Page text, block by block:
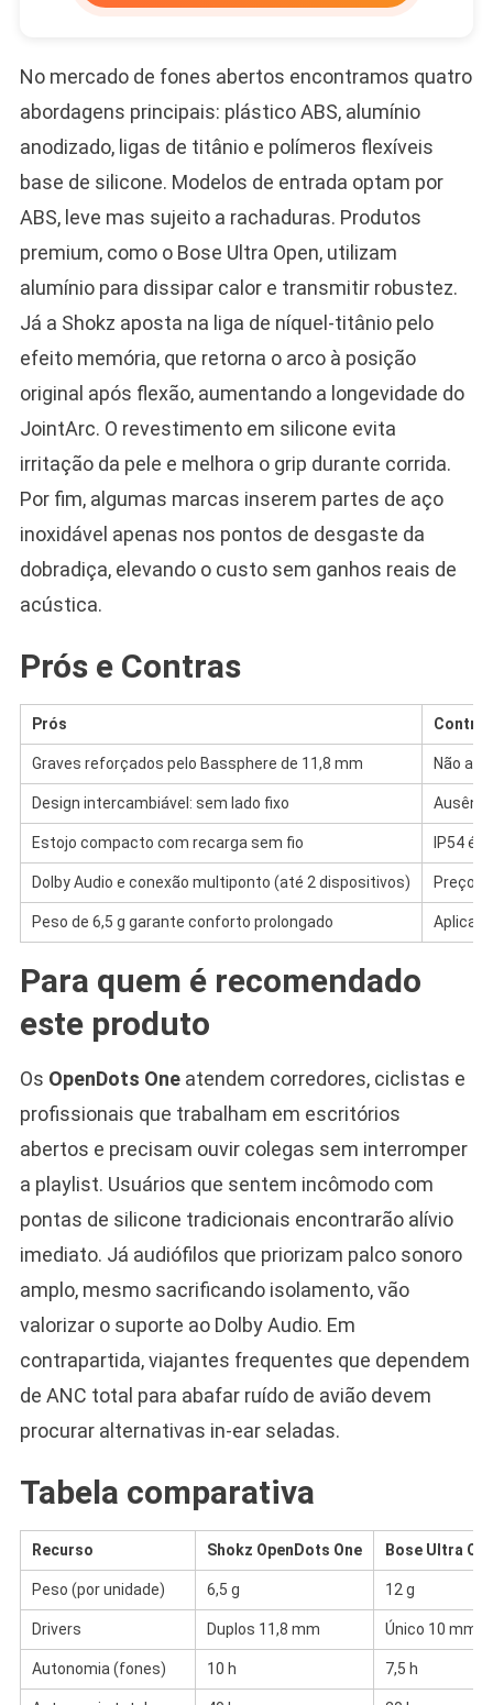
No mercado de fones abertos encontramos quatro
abordagens principais: plástico ABS, alumínio
anodizado, ligas de titânio e polímeros flexíveis
base de silicone. Modelos de entrada optam por
ABS, leve mas sujeito a rachaduras. Produtos
premium, como o Bose Ultra Open, utilizam
alumínio para dissipar calor e transmitir robustez.
Já a Shokz aposta na liga de níquel-titânio pelo
efeito memória, que retorna o arco à posição
original após flexão, aumentando a longevidade do
JointArc. O revestimento em silicone evita
irritação da pele e melhora o grip durante corrida.
Por fim, algumas marcas inserem partes de aço
inoxidável apenas nos pontos de desgaste da
dobradiça, elevando o custo sem ganhos reais de
acústica.
Prós e Contras
Prós Contras
Graves reforçados pelo Bassphere de 11,8 mm Não
Design intercambiável: sem lado fixo
Estojo compacto com recarga sem fio IP54 é
Dolby Audio e conexão multiponto (até 2 dispositivos) Preço
Peso de 6,5 g garante conforto prolongado
Para quem é recomendado
este produto
Os OpenDots Oneatendem corredores, ciclistas e
profissionais que trabalham em escritórios
abertos e precisam ouvir colegas sem interromper
a playlist. Usuários que sentem incômodo com
pontas de silicone tradicionais encontrarão alívio
imediato. Já audiófilos que priorizam palco sonoro
amplo, mesmo sacrificando isolamento, vão
valorizar o suporte ao Dolby Audio. Em
contrapartida, viajantes frequentes que dependem
de ANC total para abafar ruído de avião devem
procurar alternativas in-ear seladas.
Tabela comparativa
Recurso Shokz OpenDots One Bose Ultra
Peso (por unidade) 6,5 g 12 g
Drivers Duplos 11,8 mm Único 10 mm
Autonomia (fones) 10 h 7,5 h